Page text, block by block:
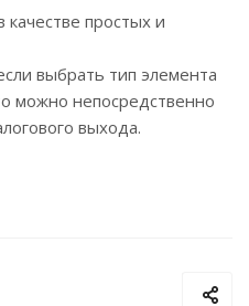
качестве простых и
выбрать тип элемента
можно непосредственно
выхода.